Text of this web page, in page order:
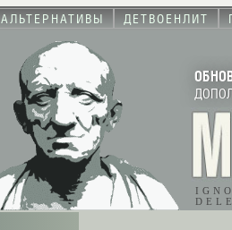
АЛЬТЕРНАТИВЫ ДЕТВОЕНЛИТ